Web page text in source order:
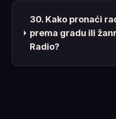
30. Kako pronaći
prema gradu ili
Radio?